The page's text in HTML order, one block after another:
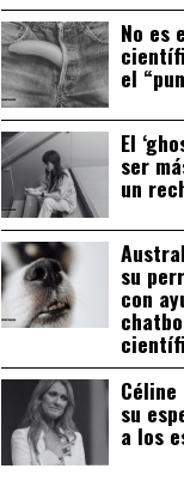
No es
el
El
ser
un
su
con
su
a los